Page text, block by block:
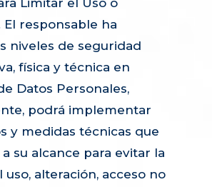
El responsable ha
niveles de seguridad
física y técnica en
Datos Personales,
podrá implementar
y medidas técnicas que
su alcance para evitar la
uso, alteración, acceso no